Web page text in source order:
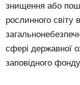
знищення або
рослинного
сфері державної
заповідного